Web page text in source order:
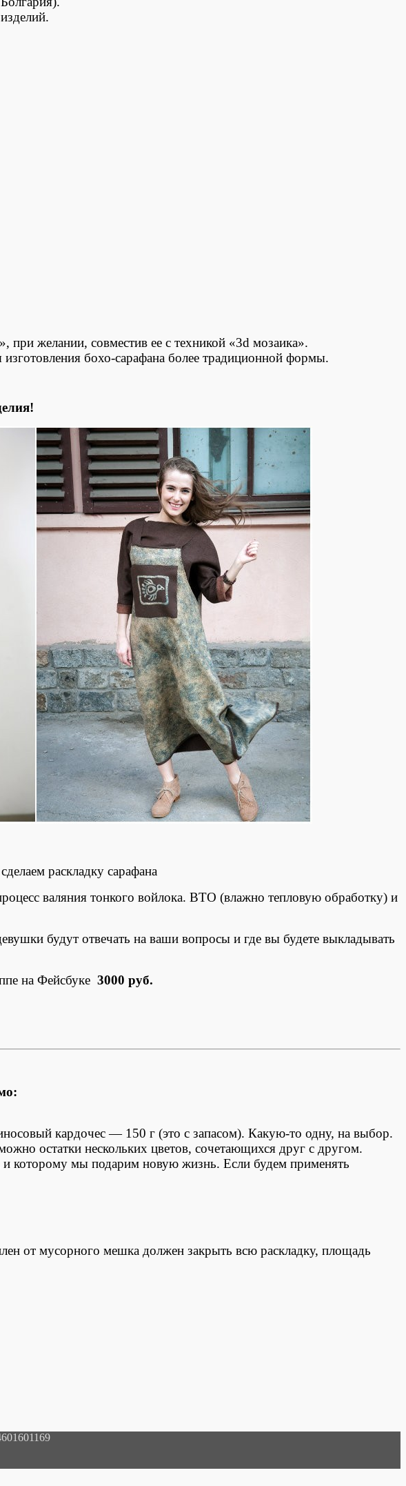
при желании, совместив ее с техникой «3d мозаика».
бохо-сарафана более традиционной формы.
раскладку сарафана
валяния тонкого войлока. ВТО (влажно тепловую обработку) и
будут отвечать на ваши вопросы и где вы будете выкладывать
на Фейсбуке 3000 руб.
кардочес — 150 г (это с запасом). Какую-то одну, на выбор.
остатки нескольких цветов, сочетающихся друг с другом.
и которому мы подарим новую жизнь. Если будем применять
от мусорного мешка должен закрыть всю раскладку, площадь